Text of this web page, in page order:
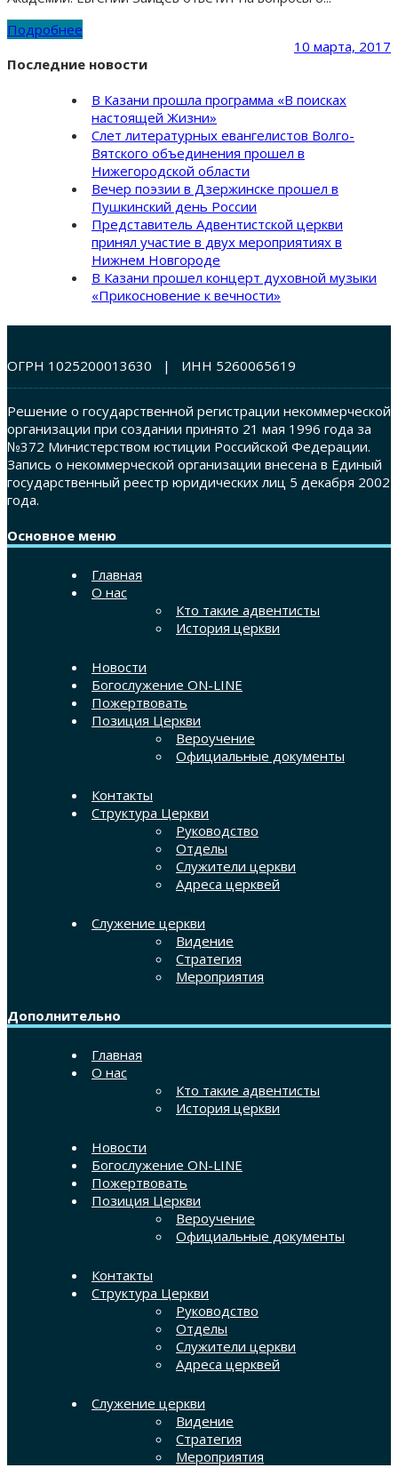
Подробнее
10 марта, 2017
Последние новости
В Казани прошла программа «В поисках
настоящей Жизни»
Слет литературных евангелистов Волго-
Вятского объединения прошел в
Нижегородской области
Вечер поэзии в Дзержинске прошел в
Пушкинский день России
Представитель Адвентистской церкви
принял участие в двух мероприятиях в
Нижнем Новгороде
В Казани прошел концерт духовной музыки
«Прикосновение к вечности»
ОГРН 1025200013630 | ИНН 5260065619
Решение о государственной регистрации некоммерческой
организации при создании принято 21 мая 1996 года за
№372 Министерством юстиции Российской Федерации.
Запись о некоммерческой организации внесена в Единый
государственный реестр юридических лиц 5 декабря 2002
года.
Основное меню
Главная
О нас
Кто такие адвентисты
История церкви
Новости
Богослужение ON-LINE
Пожертвовать
Позиция Церкви
Вероучение
Официальные документы
Контакты
Структура Церкви
Руководство
Отделы
Служители церкви
Адреса церквей
Служение церкви
Видение
Стратегия
Мероприятия
Дополнительно
Главная
О нас
Кто такие адвентисты
История церкви
Новости
Богослужение ON-LINE
Пожертвовать
Позиция Церкви
Вероучение
Официальные документы
Контакты
Структура Церкви
Руководство
Отделы
Служители церкви
Адреса церквей
Служение церкви
Видение
Стратегия
Мероприятия